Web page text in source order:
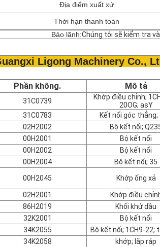
Địa điểm xuất xứ
Thời hạn thanh toán
Bảo lãnh:Chúng tôi sẽ kiểm tra
Ligong Machinery Co.,
Phần không. Mô tả
31C0739
Khớp điều chỉnh;
20OG; asY
31C0783
Kết nối góc thẳng;
02H2002
Bộ kết nối;
00H2001
Bộ kết nối
00H2002
Bộ kết nối
00H2004
Bộ kết nối; 35
00H2045
Khớp ống xả
02H2001 Khớp điều
86H2019
Khối khử dầu
32K2001
Bộ kết nối
34K2055
Bộ kết nối; 1CH9-22;
34K2058
khớp; lắp ráp